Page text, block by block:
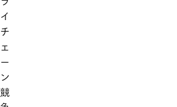
イ
チ
ェ
ー
ン
競